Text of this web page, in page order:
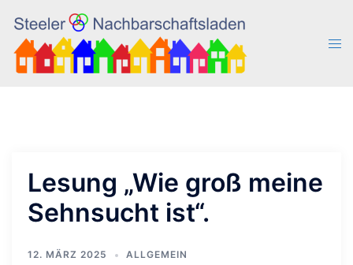
Inhalt
springen
Lesung „Wie groß meine
Sehnsucht ist“.
12. MÄRZ 2025 ALLGEMEIN